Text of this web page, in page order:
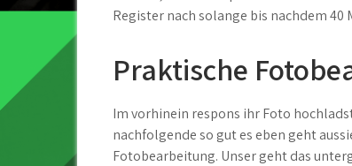
Register nach solange bis nachdem
Praktische
Im vorhinein respons ihr Foto
nachfolgende so gut es eben geht
Fotobearbeitung. Unser geht das